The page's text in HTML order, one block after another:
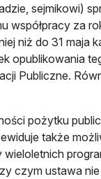
sejmikowi)
współpracy za
niż do 31 maja
opublikowania
Publiczne.
pożytku
także
czym ustawa